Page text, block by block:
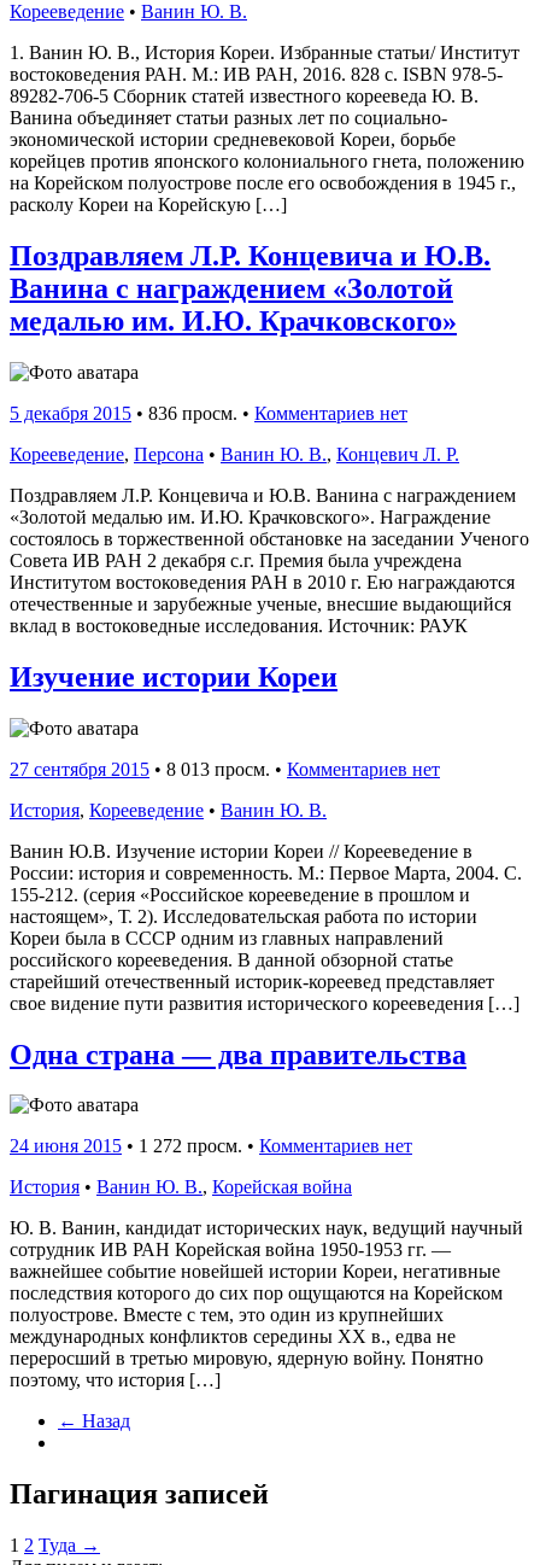
Корееведение • Ванин Ю. В.
1. Ванин Ю. В., История Кореи. Избранные статьи/ Институт
востоковедения РАН. М.: ИВ РАН, 2016. 828 с. ISBN 978-5-
89282-706-5 Сборник статей известного корееведа Ю. В.
Ванина объединяет статьи разных лет по социально-
экономической истории средневековой Кореи, борьбе
корейцев против японского колониального гнета, положению
на Корейском полуострове после его освобождения в 1945 г.,
расколу Кореи на Корейскую […]
Поздравляем Л.Р. Концевича и Ю.В.
Ванина с награждением «Золотой
медалью им. И.Ю. Крачковского»
5 декабря 2015 • 836 просм. • Комментариев нет
Корееведение, Персона • Ванин Ю. В., Концевич Л. Р.
Поздравляем Л.Р. Концевича и Ю.В. Ванина с награждением
«Золотой медалью им. И.Ю. Крачковского». Награждение
состоялось в торжественной обстановке на заседании Ученого
Совета ИВ РАН 2 декабря с.г. Премия была учреждена
Институтом востоковедения РАН в 2010 г. Ею награждаются
отечественные и зарубежные ученые, внесшие выдающийся
вклад в востоковедные исследования. Источник: РАУК
Изучение истории Кореи
27 сентября 2015 • 8 013 просм. • Комментариев нет
История, Корееведение • Ванин Ю. В.
Ванин Ю.В. Изучение истории Кореи // Корееведение в
России: история и современность. М.: Первое Марта, 2004. С.
155-212. (серия «Российское корееведение в прошлом и
настоящем», Т. 2). Исследовательская работа по истории
Кореи была в СССР одним из главных направлений
российского корееведения. В данной обзорной статье
старейший отечественный историк-кореевед представляет
свое видение пути развития исторического корееведения […]
Одна страна — два правительства
24 июня 2015 • 1 272 просм. • Комментариев нет
История • Ванин Ю. В., Корейская война
Ю. В. Ванин, кандидат исторических наук, ведущий научный
сотрудник ИВ РАН Корейская война 1950-1953 гг. —
важнейшее событие новейшей истории Кореи, негативные
последствия которого до сих пор ощущаются на Корейском
полуострове. Вместе с тем, это один из крупнейших
международных конфликтов середины XX в., едва не
переросший в третью мировую, ядерную войну. Понятно
поэтому, что история […]
← Назад
Пагинация записей
1 2 Туда →